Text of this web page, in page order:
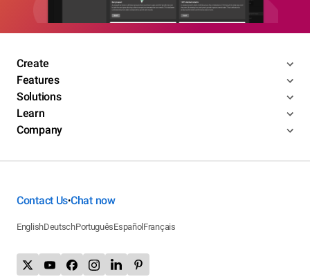
Create
Features
Solutions
Learn
Company
Contact Us•Chat now
EnglishDeutschPortuguêsEspañol Français